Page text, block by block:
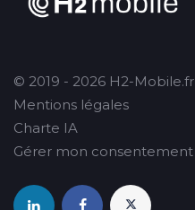
© 2019 - 2026 H2-Mobile.fr
Mentions légales
Charte IA
Gérer mon consentement